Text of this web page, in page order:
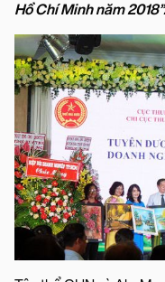
Hồ Chí Minh năm